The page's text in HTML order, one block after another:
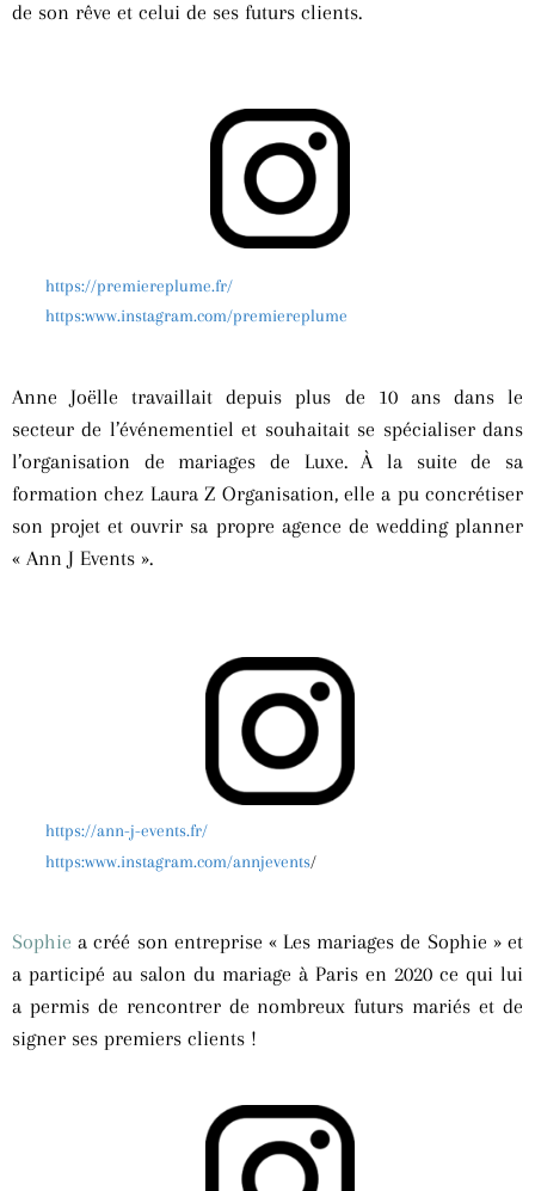
de son rêve et celui de ses futurs clients.
https://premiereplume.fr/
https:www.instagram.com/premiereplume
Anne Joëlle travaillait depuis plus de 10 ans dans le
secteur de l’événementiel et souhaitait se spécialiser dans
l’organisation de mariages de Luxe. À la suite de sa
formation chez Laura Z Organisation, elle a pu concrétiser
son projet et ouvrir sa propre agence de wedding planner
« Ann J Events ».
https://ann-j-events.fr/
https:www.instagram.com/annjevents/
Sophie a créé son entreprise « Les mariages de Sophie » et
a participé au salon du mariage à Paris en 2020 ce qui lui
a permis de rencontrer de nombreux futurs mariés et de
signer ses premiers clients !